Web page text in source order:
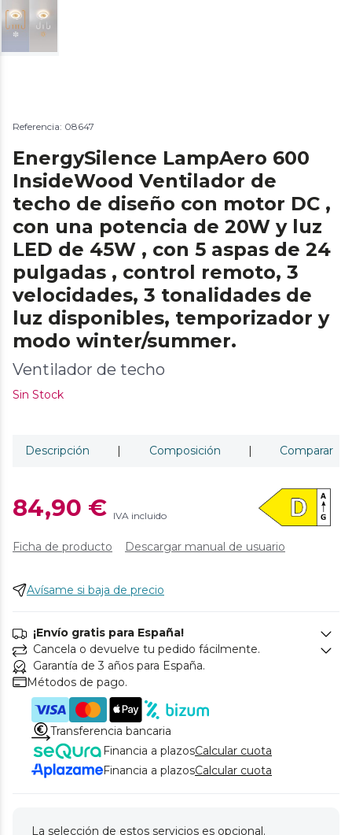
Referencia: 08647
EnergySilence LampAero 600
InsideWood Ventilador de
techo de diseño con motor DC ,
con una potencia de 20W y luz
LED de 45W , con 5 aspas de 24
pulgadas , control remoto, 3
velocidades, 3 tonalidades de
luz disponibles, temporizador y
modo winter/summer.
Ventilador de techo
Sin Stock
Descripción | Composición | Comparar
84,90 € IVA incluido
Ficha de producto Descargar manual de usuario
Avísame si baja de precio
¡Envío gratis para España!
Cancela o devuelve tu pedido fácilmente.
Garantía de 3 años para España.
Métodos de pago.
Transferencia bancaria
Financia a plazosCalcular cuota
Financia a plazosCalcular cuota
La selección de estos servicios es opcional.